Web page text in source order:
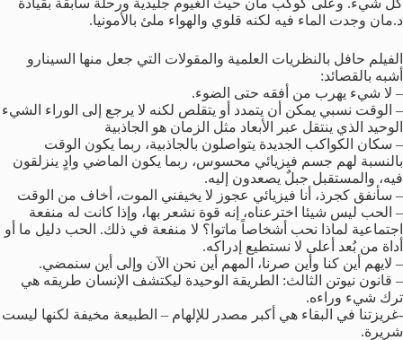
د.مان وجدت الماء فيه لكنه قلوي والهواء ملئ بالأمونيا.
الفيلم حافل بالنظريات العلمية والمقولات التي جعل منها السينارو
أشبه بالقصائد:
– لا شيء يهرب من أفقه حتى الضوء.
– الوقت نسبي يمكن أن يتمدد أو يتقلص لكنه لا يرجع إلى الوراء الشيء
الوحيد الذي ينتقل عبر الأبعاد مثل الزمان هو الجاذبية
– سكان الكواكب الجديدة يتواصلون بالجاذبية، ربما يكون الوقت
بالنسبة لهم جسم فيزيائي محسوس، ربما يكون الماضي وادٍ ينزلقون
فيه، والمستقبل جبلٌ يصعدون إليه.
– سأنفق كجرذ، أنا فيزيائي عجوز لا يخيفني الموت، أخاف من الوقت
– الحب ليس شيئا اخترعناه، إنه قوة نشعر بها، وإذا كانت له منفعة
اجتماعية لماذا نحب أشخاصاً ماتوا؟ لا منفعة في ذلك. الحب دليل ما أو
أداة من بُعد أعلى لا نستطيع إدراكه.
– لايهم أين كنا وأين صرنا، المهم أين نحن الآن وإلى أين سنمضي.
– قانون نيوتن الثالث: الطريقة الوحيدة ليكتشف الإنسان طريقه هي
ترك شيء وراءه.
-غريزتنا في البقاء هي أكبر مصدر للإلهام – الطبيعة مخيفة لكنها ليست
شريرة.